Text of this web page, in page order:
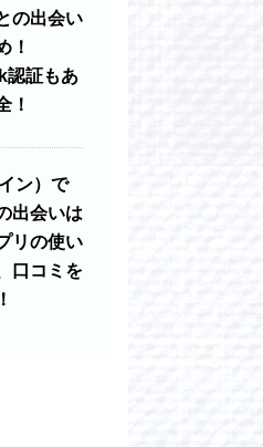
の出会い
！
認証もあ
！
ン）で
出会いは
リの使い
口コミを